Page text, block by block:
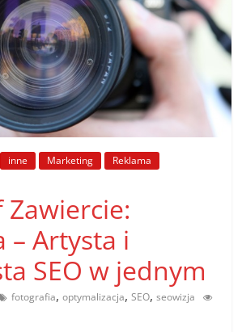
inne Marketing
Reklama
Zawiercie:
– Artysta i
SEO w jednym
fotografia,optymalizacja,SEO,seowizja